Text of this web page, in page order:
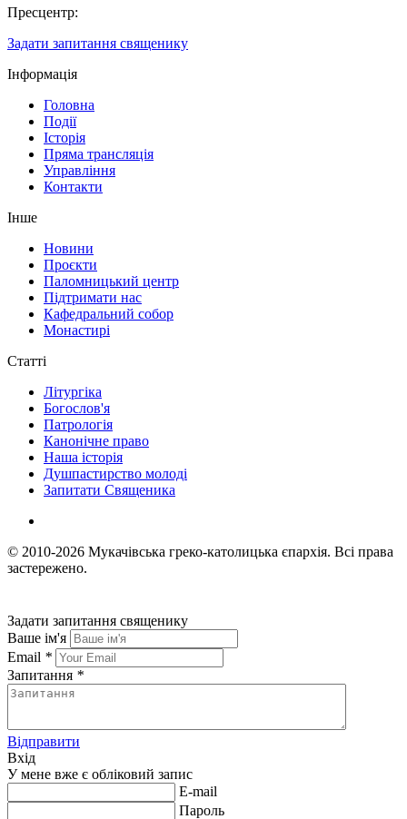
Пресцентр:
Задати запитання священику
Інформація
Головна
Події
Історія
Пряма трансляція
Управління
Контакти
Інше
Новини
Проєкти
Паломницький центр
Підтримати нас
Кафедральний собор
Монастирі
Статті
Літургіка
Богослов'я
Патрологія
Канонічне право
Наша історія
Душпастирство молоді
Запитати Священика
© 2010-2026 Мукачівська греко-католицька єпархія. Всі права
застережено.
Задати запитання священику
Ваше ім'я
Email *
Запитання *
Відправити
Вхід
У мене вже є обліковий запис
E-mail
Пароль